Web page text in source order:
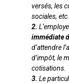
versés, les
sociales, etc.
2.
immédiate
d’attendre
d’impôt, le
cotisations.
3. Le